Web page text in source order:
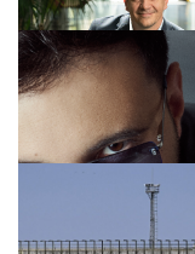
Családi
vállalkozások
TÁMOGATÓI